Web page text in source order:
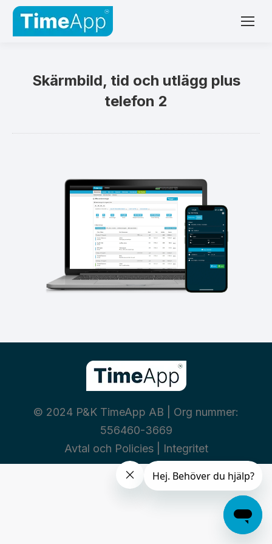
Skärmbild, tid och utlägg plus
telefon 2
© 2024 P&K TimeApp AB | Org nummer:
556460-3669
Avtal och Policies| Integritet